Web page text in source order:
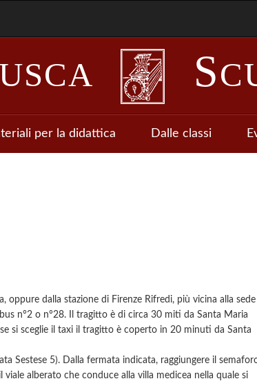
S
per la didattica Dalle classi
oppure dalla stazione di Firenze Rifredi, più vicina alla sede
n°2 o n°28. Il tragitto è di circa 30 miti da Santa Maria
si sceglie il taxi il tragitto è coperto in 20 minuti da Santa
Sestese 5). Dalla fermata indicata, raggiungere il
alberato che conduce alla villa medicea nella quale si